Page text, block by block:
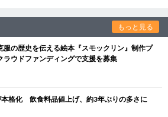
もっと見る
服の歴史を伝える絵本『スモックリン』制作プ
ウドファンディングで支援を募集
本格化 飲食料品値上げ、約3年ぶりの多さに